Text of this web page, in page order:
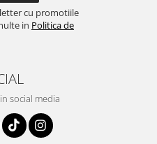
cu promotiile
in Politica de
social media